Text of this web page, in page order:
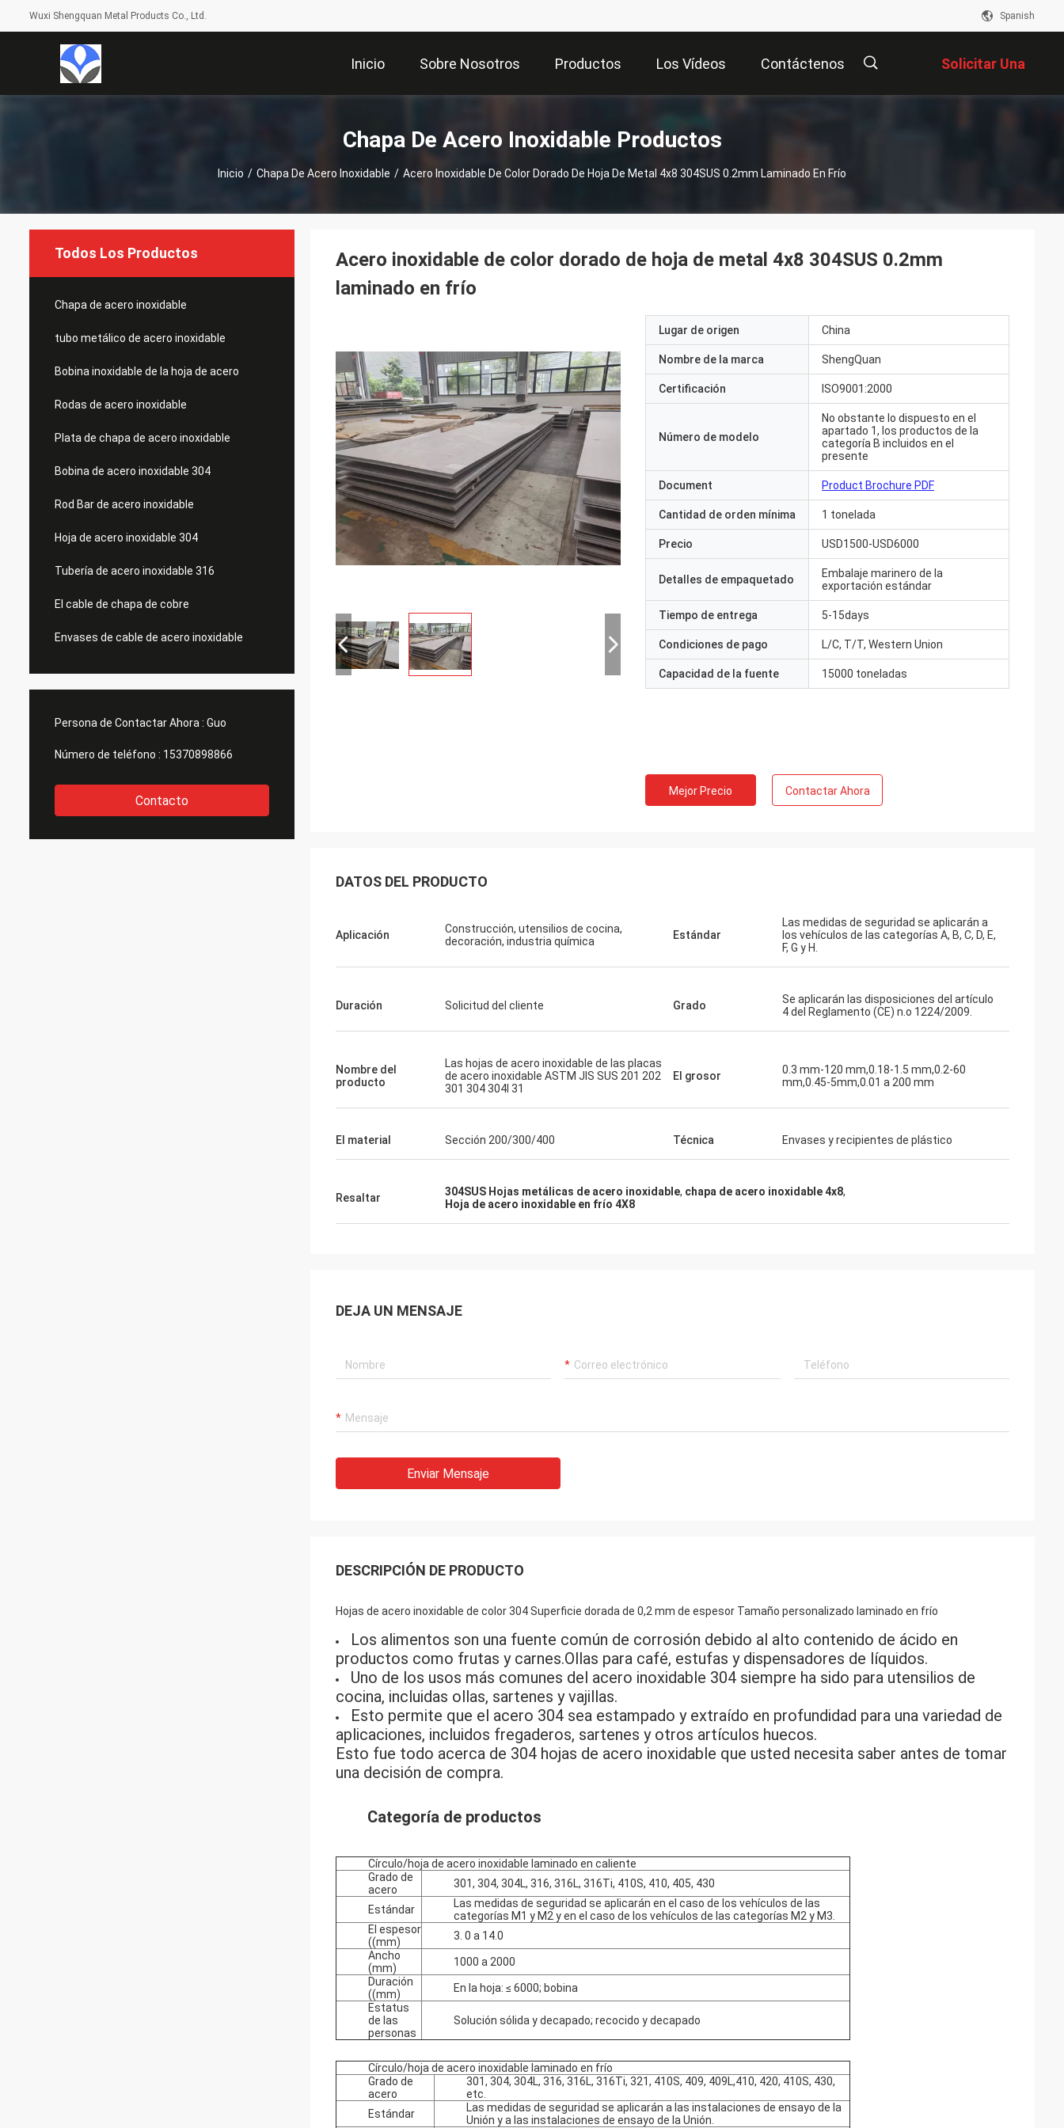
Wuxi Shengquan Metal Products Co., Ltd. Spanish
Inicio Sobre Nosotros Productos Los Vídeos Contáctenos Solicitar Una
Cotización
Chapa De Acero Inoxidable Productos
Inicio / Chapa De Acero Inoxidable / Acero Inoxidable De Color Dorado De Hoja De Metal 4x8 304SUS 0.2mm Laminado En Frío
Todos Los Productos
Chapa de acero inoxidable
tubo metálico de acero inoxidable
Bobina inoxidable de la hoja de acero
Rodas de acero inoxidable
Plata de chapa de acero inoxidable
Bobina de acero inoxidable 304
Rod Bar de acero inoxidable
Hoja de acero inoxidable 304
Tubería de acero inoxidable 316
El cable de chapa de cobre
Envases de cable de acero inoxidable
Persona de Contactar Ahora : Guo
Número de teléfono : 15370898866
Contacto
Acero inoxidable de color dorado de hoja de metal 4x8 304SUS 0.2mm
laminado en frío
Lugar de origen China
Nombre de la marca ShengQuan
Certificación ISO9001:2000
Número de modelo
No obstante lo dispuesto en el
apartado 1, los productos de la
categoría B incluidos en el
presente
Document Product Brochure PDF
Cantidad de orden mínima 1 tonelada
Precio USD1500-USD6000
Detalles de empaquetado
Embalaje marinero de la
exportación estándar
Tiempo de entrega 5-15days
Condiciones de pago L/C, T/T, Western Union
Capacidad de la fuente 15000 toneladas
Mejor Precio Contactar Ahora
DATOS DEL PRODUCTO
Aplicación
Construcción, utensilios de cocina,
decoración, industria química
Estándar
Las medidas de seguridad se aplicarán a
los vehículos de las categorías A, B, C, D, E,
F, G y H.
Duración Solicitud del cliente Grado
Se aplicarán las disposiciones del artículo
4 del Reglamento (CE) n.o 1224/2009.
Nombre del
producto
Las hojas de acero inoxidable de las placas
de acero inoxidable ASTM JIS SUS 201 202
301 304 304l 31
El grosor
0.3 mm-120 mm,0.18-1.5 mm,0.2-60
mm,0.45-5mm,0.01 a 200 mm
El material Sección 200/300/400 Técnica Envases y recipientes de plástico
Resaltar 304SUS Hojas metálicas de acero inoxidable, chapa de acero inoxidable 4x8,
Hoja de acero inoxidable en frío 4X8
DEJA UN MENSAJE
Enviar Mensaje
DESCRIPCIÓN DE PRODUCTO
Hojas de acero inoxidable de color 304 Superficie dorada de 0,2 mm de espesor Tamaño personalizado laminado en frío
Los alimentos son una fuente común de corrosión debido al alto contenido de ácido en
productos como frutas y carnes.Ollas para café, estufas y dispensadores de líquidos.
Uno de los usos más comunes del acero inoxidable 304 siempre ha sido para utensilios de
cocina, incluidas ollas, sartenes y vajillas.
Esto permite que el acero 304 sea estampado y extraído en profundidad para una variedad de
aplicaciones, incluidos fregaderos, sartenes y otros artículos huecos.
Esto fue todo acerca de 304 hojas de acero inoxidable que usted necesita saber antes de tomar
una decisión de compra.
Categoría de productos
Círculo/hoja de acero inoxidable laminado en caliente
Grado de
acero
301, 304, 304L, 316, 316L, 316Ti, 410S, 410, 405, 430
Estándar
Las medidas de seguridad se aplicarán en el caso de los vehículos de las
categorías M1 y M2 y en el caso de los vehículos de las categorías M2 y M3.
El espesor
((mm)
3. 0 a 14.0
Ancho
(mm)
1000 a 2000
Duración
((mm)
En la hoja: ≤ 6000; bobina
Estatus
de las
personas
Solución sólida y decapado; recocido y decapado
Círculo/hoja de acero inoxidable laminado en frío
Grado de
acero
301, 304, 304L, 316, 316L, 316Ti, 321, 410S, 409, 409L,410, 420, 410S, 430,
etc.
Estándar
Las medidas de seguridad se aplicarán a las instalaciones de ensayo de la
Unión y a las instalaciones de ensayo de la Unión.